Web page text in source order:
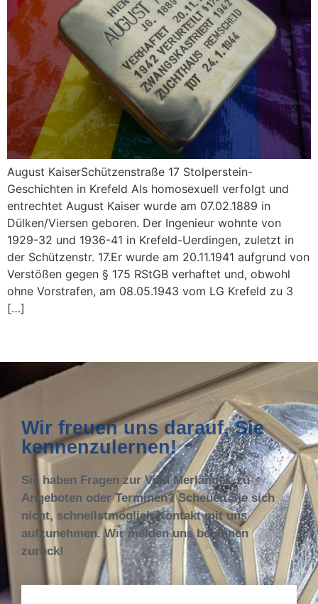
August KaiserSchützenstraße 17 Stolperstein-
Geschichten in Krefeld Als homosexuell verfolgt und
entrechtet August Kaiser wurde am 07.02.1889 in
Dülken/Viersen geboren. Der Ingenieur wohnte von
1929-32 und 1936-41 in Krefeld-Uerdingen, zuletzt in
der Schützenstr. 17.Er wurde am 20.11.1941 aufgrund von
Verstößen gegen § 175 RStGB verhaftet und, obwohl
ohne Vorstrafen, am 08.05.1943 vom LG Krefeld zu 3
[…]
Wir freuen uns darauf, Sie
kennenzulernen!
Sie haben Fragen zur Villa Merländer, zu
Angeboten oder Terminen? Scheuen Sie sich
nicht, schnellstmöglich Kontakt mit uns
aufzunehmen. Wir melden uns bei Ihnen
zurück!